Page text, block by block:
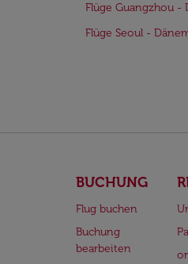
Flüge Guangzhou -
Flüge Seoul -
BUCHUNG
Flug buchen
Buchung
bearbeiten